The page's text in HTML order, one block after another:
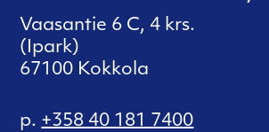
Vaasantie 6 C, 4 krs.
(Ipark)
67100 Kokkola
p. +358 40 181 7400